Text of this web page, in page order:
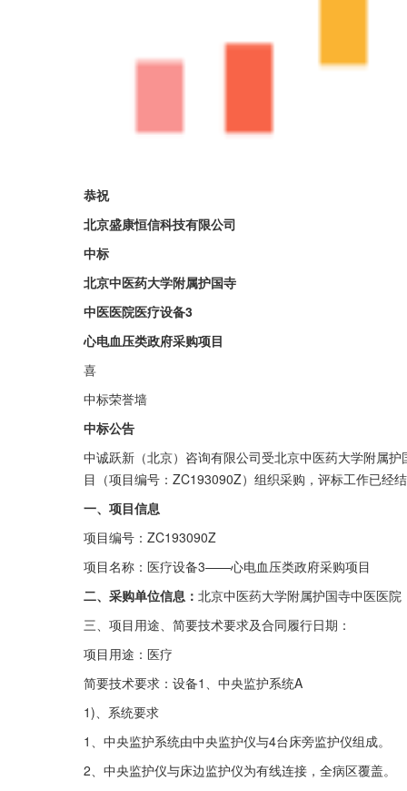
恭祝
北京盛康恒信科技有限公司
中标
北京中医药大学附属护国寺
中医医院医疗设备3
心电血压类政府采购项目
喜
中标荣誉墙
中标公告
中诚跃新（北京）咨询有限公司受北京中医药大学附属
目（项目编号：ZC193090Z）组织采购，评标工作已经
一、项目信息
项目编号：ZC193090Z
项目名称：医疗设备3——心电血压类政府采购项目
二、采购单位信息： 北京中医药大学附属护国寺中医医院
三、项目用途、简要技术要求及合同履行日期：
项目用途：医疗
简要技术要求：设备1、中央监护系统A
1)、系统要求
1、中央监护系统由中央监护仪与4台床旁监护仪组成。
2、中央监护仪与床边监护仪为有线连接，全病区覆盖。